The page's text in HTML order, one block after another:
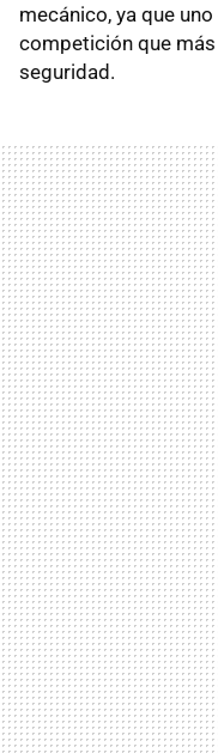
mecánico, ya que
competición que
seguridad.